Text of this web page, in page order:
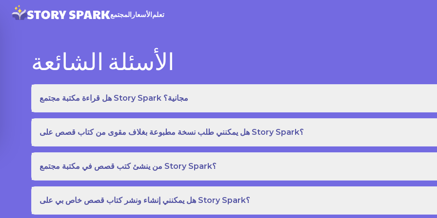
المجتمع الأسعارتعلم
الأسئلة الشائعة
هل قراءة مكتبة مجتمع Story Spark مجانية؟
هل يمكنني طلب نسخة مطبوعة بغلاف مقوى من كتاب قصص على Story Spark؟
من ينشئ كتب قصص في مكتبة مجتمع Story Spark؟
هل يمكنني إنشاء ونشر كتاب قصص خاص بي على Story Spark؟